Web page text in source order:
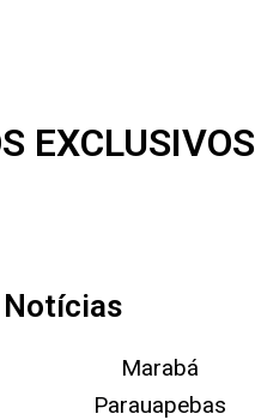
EXCLUSIVOS
Notícias
Marabá
Parauapebas